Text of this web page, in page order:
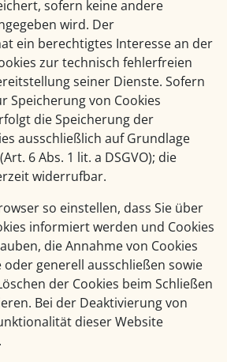
sofern keine andere
wird. Der
ein berechtigtes Interesse an der
zur technisch fehlerfreien
seiner Dienste. Sofern
Speicherung von Cookies
die Speicherung der
ausschließlich auf Grundlage
6 Abs. 1 lit. a DSGVO); die
widerrufbar.
so einstellen, dass Sie über
informiert werden und Cookies
die Annahme von Cookies
generell ausschließen sowie
der Cookies beim Schließen
Bei der Deaktivierung von
dieser Website